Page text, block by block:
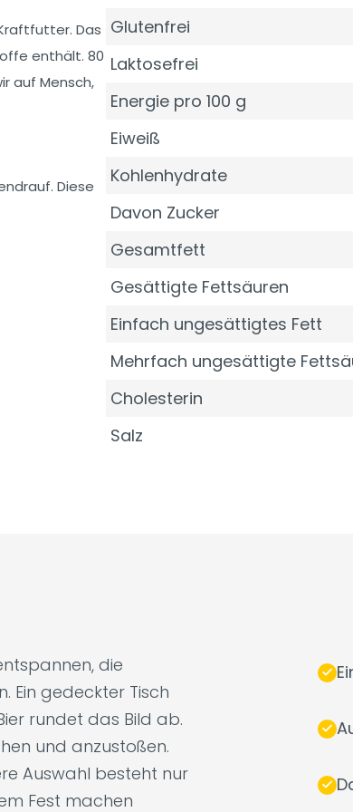
Das
enthält. 80
auf Mensch,
Diese
Glutenfrei
Laktosefrei
Energie pro 100 g
Eiweiß
Kohlenhydrate
Davon Zucker
Gesamtfett
Gesättigte Fettsäuren
Einfach ungesättigtes Fett
Mehrfach ungesättigte
Cholesterin
Salz
die
Ein gedeckter Tisch
rundet das Bild ab.
und anzustoßen.
Auswahl besteht nur
Fest machen